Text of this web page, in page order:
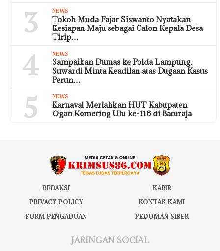
3 NEWS
Tokoh Muda Fajar Siswanto Nyatakan
Kesiapan Maju sebagai Calon Kepala Desa
Tirip…
4 NEWS
Sampaikan Dumas ke Polda Lampung,
Suwardi Minta Keadilan atas Dugaan Kasus
Perun…
5 NEWS
Karnaval Meriahkan HUT Kabupaten
Ogan Komering Ulu ke-116 di Baturaja
REDAKSI
KARIR
PRIVACY POLICY
KONTAK KAMI
FORM PENGADUAN
PEDOMAN SIBER
JARINGAN SOCIAL